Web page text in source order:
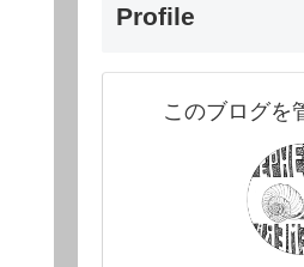
Profile
このブログを